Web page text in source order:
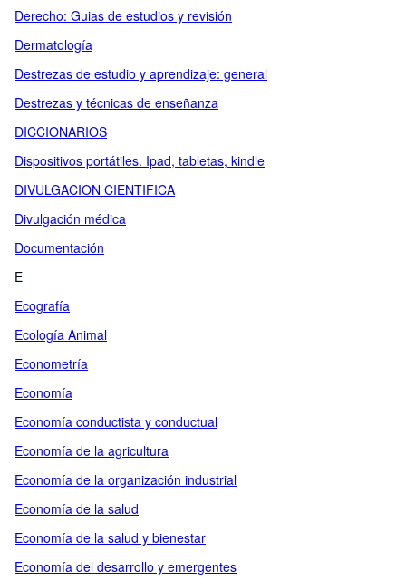
Derecho: Guias de estudios y revisión
Dermatología
Destrezas de estudio y aprendizaje: general
Destrezas y técnicas de enseñanza
DICCIONARIOS
Dispositivos portátiles. Ipad, tabletas, kindle
DIVULGACION CIENTIFICA
Divulgación médica
Documentación
E
Ecografía
Ecología Animal
Econometría
Economía
Economía conductista y conductual
Economía de la agricultura
Economía de la organización industrial
Economía de la salud
Economía de la salud y bienestar
Economía del desarrollo y emergentes